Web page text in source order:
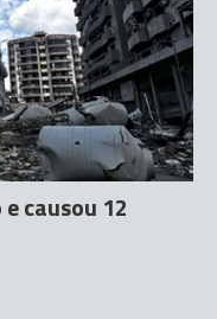
causou 12